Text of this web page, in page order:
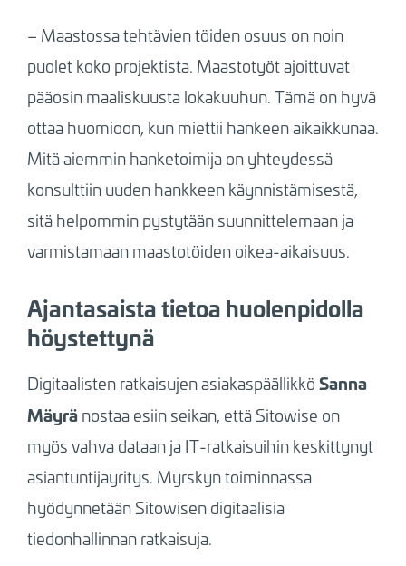
– Maastossa tehtävien töiden osuus on noin
puolet koko projektista. Maastotyöt ajoittuvat
pääosin maaliskuusta lokakuuhun. Tämä on hyvä
ottaa huomioon, kun miettii hankeen aikaikkunaa.
Mitä aiemmin hanketoimija on yhteydessä
konsulttiin uuden hankkeen käynnistämisestä,
sitä helpommin pystytään suunnittelemaan ja
varmistamaan maastotöiden oikea-aikaisuus.
Ajantasaista tietoa huolenpidolla
höystettynä
Digitaalisten ratkaisujen asiakaspäällikkö Sanna
Mäyränostaa esiin seikan, että Sitowise on
myös vahva dataan ja IT-ratkaisuihin keskittynyt
asiantuntijayritys. Myrskyn toiminnassa
hyödynnetään Sitowisen digitaalisia
tiedonhallinnan ratkaisuja.